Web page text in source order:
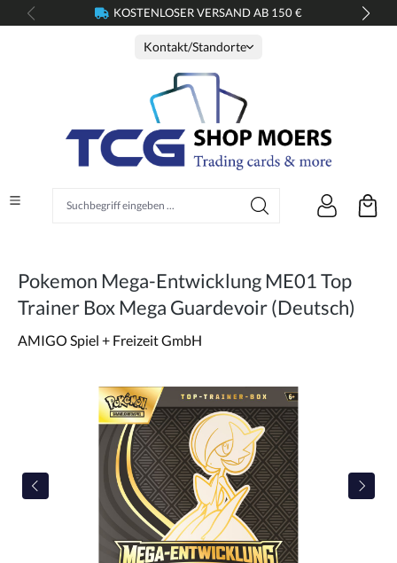
springen KOSTENLOSER VERSAND AB 150 €
Kontakt/Standorte
Pokemon Mega-Entwicklung ME01 Top
Trainer Box Mega Guardevoir (Deutsch)
AMIGO Spiel + Freizeit GmbH
Bildergalerie überspringen